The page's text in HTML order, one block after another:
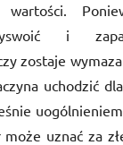
wartości.
i
zostaje
uchodzić
uznać za